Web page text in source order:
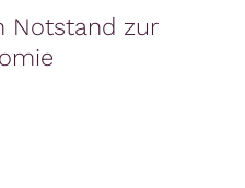
Notstand zur